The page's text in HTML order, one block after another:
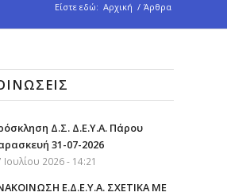
Είστε εδώ: Αρχική / Άρθρα
Δ.Σ. Δ.Ε.Υ.Α. Πάρου
31-07-2026
Ιουλίου 2026 - 14:21
Ε.Δ.Ε.Υ.Α. ΣΧΕΤΙΚΑ ΜΕ